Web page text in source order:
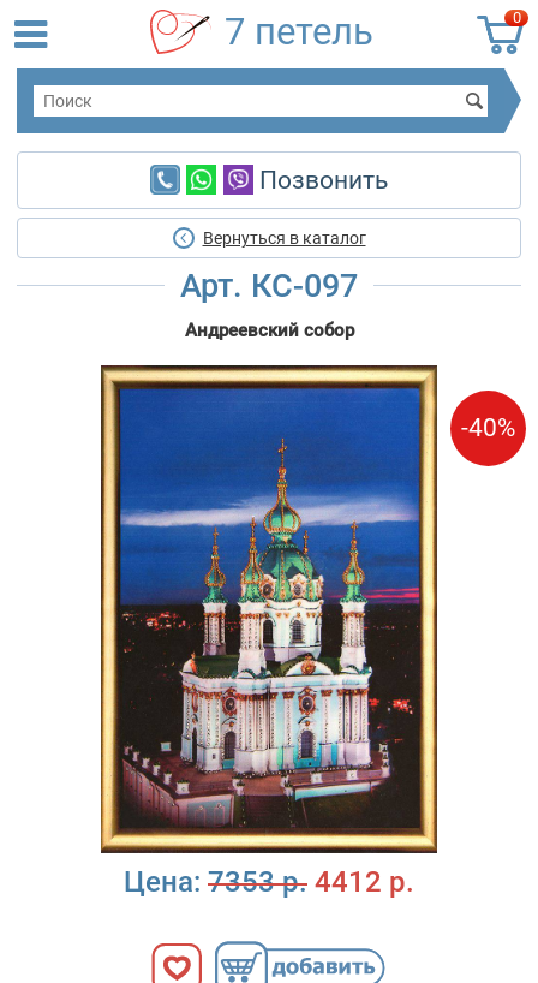
0
7 петель
Позвонить
Вернуться в каталог
Арт. КС-097
Андреевский собор
-40%
Цена: 7353 р. 4412 р.